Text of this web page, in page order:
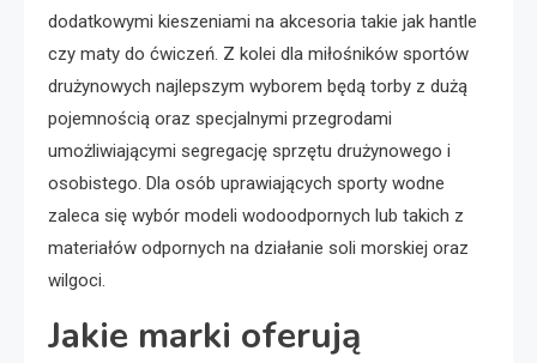
dodatkowymi kieszeniami na akcesoria takie jak hantle
czy maty do ćwiczeń. Z kolei dla miłośników sportów
drużynowych najlepszym wyborem będą torby z dużą
pojemnością oraz specjalnymi przegrodami
umożliwiającymi segregację sprzętu drużynowego i
osobistego. Dla osób uprawiających sporty wodne
zaleca się wybór modeli wodoodpornych lub takich z
materiałów odpornych na działanie soli morskiej oraz
wilgoci.
Jakie marki oferują